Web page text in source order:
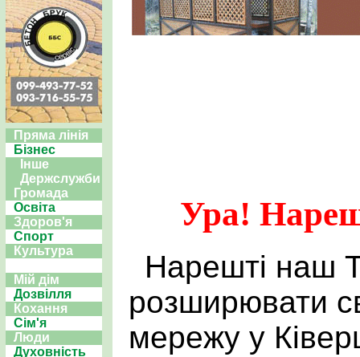
Пряма лінія
Бізнес
Інше
Держслужби
Громада
Освіта
Здоров'я
Спорт
Культура
Мій дім
Дозвілля
Кохання
Сім'я
Люди
Духовність
Ура!
Нарешті наш
розширювати
мережу у